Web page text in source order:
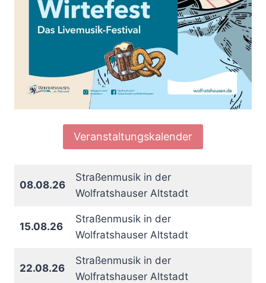
Veranstaltungskalender
08.08.26
Straßenmusik in der
Wolfratshauser Altstadt
15.08.26
Straßenmusik in der
Wolfratshauser Altstadt
22.08.26
Straßenmusik in der
Wolfratshauser Altstadt